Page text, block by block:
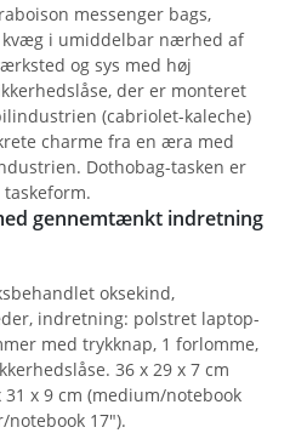
messenger bags,
i umiddelbar nærhed af
og sys med høj
der er monteret
(cabriolet-kaleche)
charme fra en æra med
Dothobag-tasken er
gennemtænkt indretning
oksekind,
indretning: polstret laptop-
med trykknap, 1 forlomme,
36 x 29 x 7 cm
x 9 cm (medium/notebook
notebook 17").